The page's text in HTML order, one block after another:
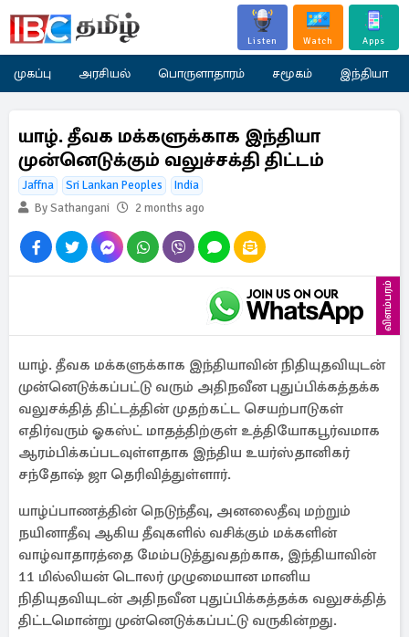
Listen Watch Apps
முகப்பு அரசியல் பொருளாதாரம் சமூகம் இந்தியா
யாழ். தீவக மக்களுக்காக இந்தியா
முன்னெடுக்கும் வலுச்சக்தி திட்டம்
Jaffna Sri Lankan Peoples
India
By Sathangani
2 months ago
விளம்பரம்
யாழ். தீவக மக்களுக்காக இந்தியாவின் நிதியுதவியுடன்
முன்னெடுக்கப்பட்டு வரும் அதிநவீன புதுப்பிக்கத்தக்க
வலுசக்தித் திட்டத்தின் முதற்கட்ட செயற்பாடுகள்
எதிர்வரும் ஓகஸ்ட் மாதத்திற்குள் உத்தியோகபூர்வமாக
ஆரம்பிக்கப்படவுள்ளதாக இந்திய உயர்ஸ்தானிகர்
சந்தோஷ் ஜா தெரிவித்துள்ளார்.
யாழ்ப்பாணத்தின் நெடுந்தீவு, அனலைதீவு மற்றும்
நயினாதீவு ஆகிய தீவுகளில் வசிக்கும் மக்களின்
வாழ்வாதாரத்தை மேம்படுத்துவதற்காக, இந்தியாவின்
11 மில்லியன் டொலர் முழுமையான மானிய
நிதியுதவியுடன் அதிநவீன புதுப்பிக்கத்தக்க வலுசக்தித்
திட்டமொன்று முன்னெடுக்கப்பட்டு வருகின்றது.